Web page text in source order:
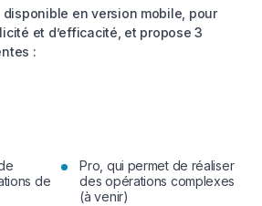
disponible en version mobile, pour
et d’efficacité, et propose 3
:
de
Pro, qui permet de réaliser
des opérations complexes
(à venir)